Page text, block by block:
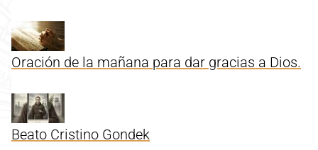
Oración de la mañana para dar gracias a Dios.
Beato Cristino Gondek